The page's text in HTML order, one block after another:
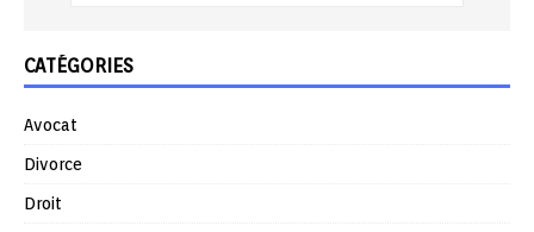
CATÉGORIES
Avocat
Divorce
Droit